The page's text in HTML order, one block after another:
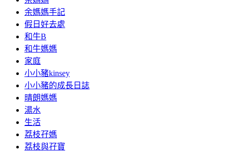
余媽媽手記
假日好去處
和牛B
和牛媽媽
家庭
小小豬kinsey
小小豬的成長日誌
晴朗媽媽
湯水
生活
荔枝孖媽
荔枝與孖寶